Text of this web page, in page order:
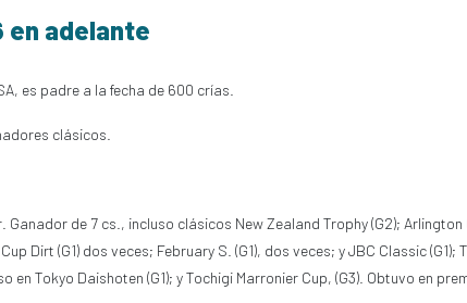
en adelante
es padre a la fecha de 600 crías.
clásicos.
de 7 cs., incluso clásicos New Zealand Trophy (G2);
Dirt (G1) dos veces; February S. (G1), dos veces; y JBC Classic (G1);
Tokyo Daishoten (G1); y Tochigi Marronier Cup, (G3). Obtuvo en